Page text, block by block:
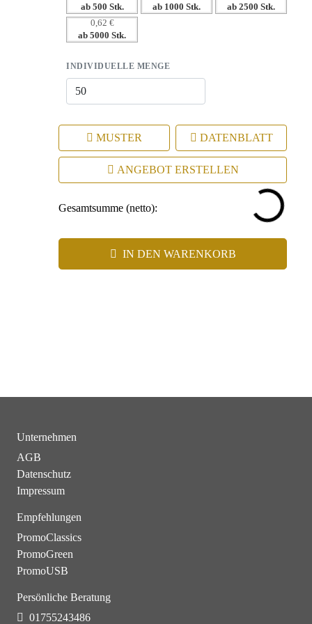
– Flexibles Branding mit verschiedenen
Werbeanbringungstechniken.
ab 500 Stk. ab 1000 Stk. ab 2500 Stk.
0,62 €
ab 5000 Stk.
INDIVIDUELLE MENGE
MUSTER DATENBLATT
ANGEBOT ERSTELLEN
Gesamtsumme (netto):
IN DEN WARENKORB
Unternehmen
AGB
Datenschutz
Impressum
Empfehlungen
PromoClassics
PromoGreen
PromoUSB
Persönliche Beratung
01755243486